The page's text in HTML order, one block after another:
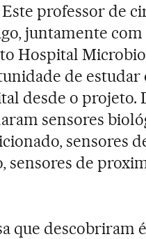
professor de
juntamente
Hospital
de estudar
desde o projeto.
sensores
sensores
sensores de
que descobriram